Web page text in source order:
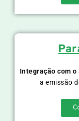
Integração com o
a emissão